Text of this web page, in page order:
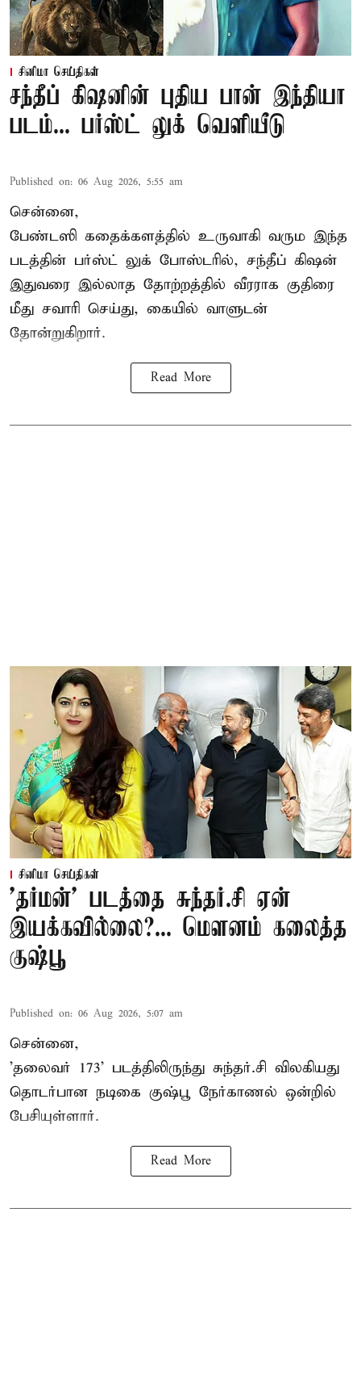
சினிமா செய்திகள்
சந்தீப் கிஷனின் புதிய பான் இந்தியா
படம்... பர்ஸ்ட் லுக் வெளியீடு
Published on: 06 Aug 2026, 5:55 am
சென்னை,
பேண்டஸி கதைக்களத்தில் உருவாகி வரும இந்த
படத்தின் பர்ஸ்ட் லுக் போஸ்டரில், சந்தீப் கிஷன்
இதுவரை இல்லாத தோற்றத்தில் வீரராக குதிரை
மீது சவாரி செய்து, கையில் வாளுடன்
தோன்றுகிறார்.
Read More
சினிமா செய்திகள்
'தர்மன்' படத்தை சுந்தர்.சி ஏன்
இயக்கவில்லை?... மௌனம் கலைத்த
குஷ்பூ
Published on: 06 Aug 2026, 5:07 am
சென்னை,
'தலைவர் 173' படத்திலிருந்து சுந்தர்.சி விலகியது
தொடர்பான நடிகை குஷ்பூ நேர்காணல் ஒன்றில்
பேசியுள்ளார்.
Read More